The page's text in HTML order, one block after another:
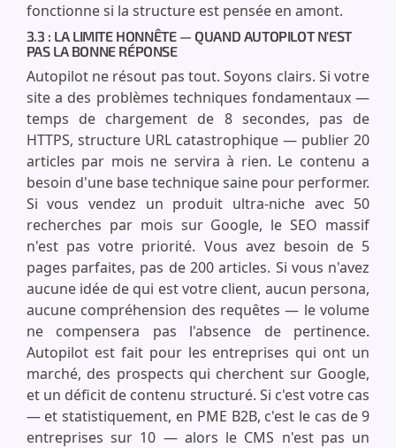
fonctionne si la structure est pensée en amont.
3.3 : LA LIMITE HONNÊTE — QUAND AUTOPILOT N'EST
PAS LA BONNE RÉPONSE
Autopilot ne résout pas tout. Soyons clairs. Si votre
site a des problèmes techniques fondamentaux —
temps de chargement de 8 secondes, pas de
HTTPS, structure URL catastrophique — publier 20
articles par mois ne servira à rien. Le contenu a
besoin d'une base technique saine pour performer.
Si vous vendez un produit ultra-niche avec 50
recherches par mois sur Google, le SEO massif
n'est pas votre priorité. Vous avez besoin de 5
pages parfaites, pas de 200 articles. Si vous n'avez
aucune idée de qui est votre client, aucun persona,
aucune compréhension des requêtes — le volume
ne compensera pas l'absence de pertinence.
Autopilot est fait pour les entreprises qui ont un
marché, des prospects qui cherchent sur Google,
et un déficit de contenu structuré. Si c'est votre cas
— et statistiquement, en PME B2B, c'est le cas de 9
entreprises sur 10 — alors le CMS n'est pas un